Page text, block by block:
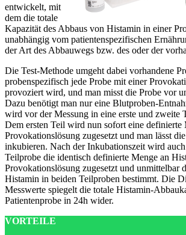
entwickelt, mit
dem die totale
Kapazität des Abbaus von Histamin in einer
unabhängig vom patientenspezifischen
der Art des Abbauwegs bzw. des oder der
Die Test-Methode umgeht dabei vorhandene
probenspezifisch jede Probe mit einer
provoziert wird, und man misst die Probe vor
Dazu benötigt man nur eine Blutproben-
wird vor der Messung in eine erste und zweite
Dem ersten Teil wird nun sofort eine definierte
Provokationslösung zugesetzt und man lässt
inkubieren. Nach der Inkubationszeit wird
Teilprobe die identisch definierte Menge an
Provokationslösung zugesetzt und unmittelbar
Histamin in beiden Teilproben bestimmt. Die
Messwerte spiegelt die totale Histamin-
Patientenprobe in 24h wider.
VORTEILE